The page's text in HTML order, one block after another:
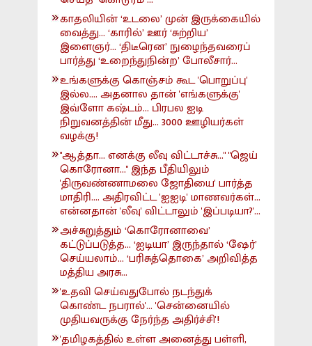
காதலியின் ‘உடலை’ முன் இருக்கையில்
வைத்து... ‘காரில்’ ஊர் ‘சுற்றிய’
இளைஞர்... ‘திடீரென’ நுழைந்தவரைப்
பார்த்து ‘உறைந்துநின்ற’ போலீசார்...
உங்களுக்கு கொஞ்சம் கூட 'பொறுப்பு'
இல்ல.... அதனால தான் 'எங்களுக்கு'
இவ்ளோ கஷ்டம்... பிரபல ஐடி
நிறுவனத்தின் மீது... 3000 ஊழியர்கள்
வழக்கு!
"ஆத்தா... எனக்கு லீவு விட்டாச்சு..." "ஜெய்
கொரோனா..." இந்த பீதியிலும்
'திருவண்ணாமலை ஜோதியை' பார்த்த
மாதிரி.... அதிரவிட்ட 'ஐஐடி' மாணவர்கள்...
என்னதான் 'லீவு' விட்டாலும் 'இப்படியா?'...
அச்சுறுத்தும் ‘கொரோனாவை’
கட்டுப்படுத்த... ‘ஐடியா’ இருந்தால் ‘ஷேர்’
செய்யலாம்... ‘பரிசுத்தொகை’ அறிவித்த
மத்திய அரசு...
'உதவி செய்வதுபோல் நடந்துக்
கொண்ட நபரால்'... 'சென்னையில்
முதியவருக்கு நேர்ந்த அதிர்ச்சி'!
'தமிழகத்தில் உள்ள அனைத்து பள்ளி,